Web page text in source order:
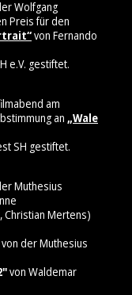
Wolfgang
Preis für den
von Fernando
e.V. gestiftet.
am
an „Wale
SH gestiftet.
Muthesius
Christian Mertens)
der Muthesius
von Waldemar